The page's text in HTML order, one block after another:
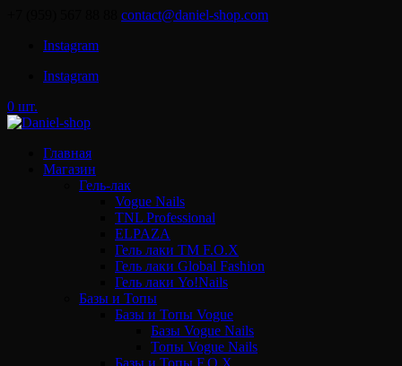
contact@daniel-shop.com
Instagram
Instagram
0 шт.
Главная
Магазин
Гель-лак
Vogue Nails
TNL Professional
ELPAZA
Гель лаки ТМ F.O.X
Гель лаки Global Fashion
Гель лаки Yo!Nails
Базы и Топы
Базы и Топы Vogue
Базы Vogue Nails
Топы Vogue Nails
Базы и Топы F.O.X